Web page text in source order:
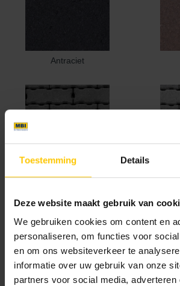
Toestemming Details
Deze website maakt gebruik van
We gebruiken cookies om content en
personaliseren, om functies voor
en om ons websiteverkeer te
informatie over uw gebruik van onze
partners voor social media, adverteren
Antraciet
Cannobio